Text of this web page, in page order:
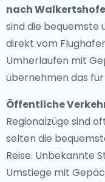
nach
sind die bequemste
direkt vom
Umherlaufen mit
übernehmen das für
Öffentliche
Regionalzüge sind
selten die
Reise. Unbekannte
Umstiege mit